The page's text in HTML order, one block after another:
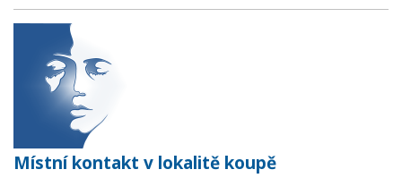
Místní kontakt v lokalitě koupě